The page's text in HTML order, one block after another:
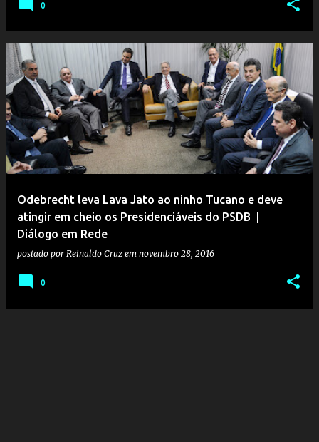
0
Odebrecht leva Lava Jato ao ninho Tucano e deve
atingir em cheio os Presidenciáveis do PSDB |
Diálogo em Rede
postado por Reinaldo Cruz em novembro 28, 2016
0